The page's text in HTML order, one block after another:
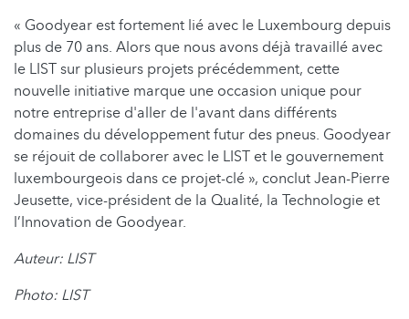
« Goodyear est fortement lié avec le Luxembourg depuis
plus de 70 ans. Alors que nous avons déjà travaillé avec
le LIST sur plusieurs projets précédemment, cette
nouvelle initiative marque une occasion unique pour
notre entreprise d'aller de l'avant dans différents
domaines du développement futur des pneus. Goodyear
se réjouit de collaborer avec le LIST et le gouvernement
luxembourgeois dans ce projet-clé », conclut Jean-Pierre
Jeusette, vice-président de la Qualité, la Technologie et
l’Innovation de Goodyear.
Auteur: LIST
Photo: LIST